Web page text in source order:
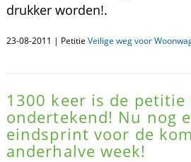
drukker worden!.
23-08-2011 | Petitie Veilige weg voor
1300 keer is de petitie
ondertekend! Nu nog
eindsprint voor de
anderhalve week!